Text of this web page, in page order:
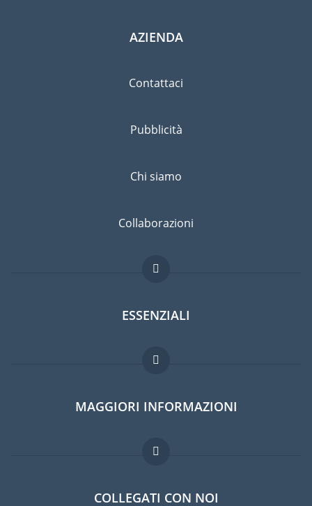
Eliminare il rischio non è possibile quindi un'assicurazione
AZIENDA
Contattaci
Pubblicità
Chi siamo
Collaborazioni
ESSENZIALI
Forum per expat
Guida per expat
Lavori all'estero
MAGGIORI INFORMAZIONI
Domande frequenti
COLLEGATI CON NOI